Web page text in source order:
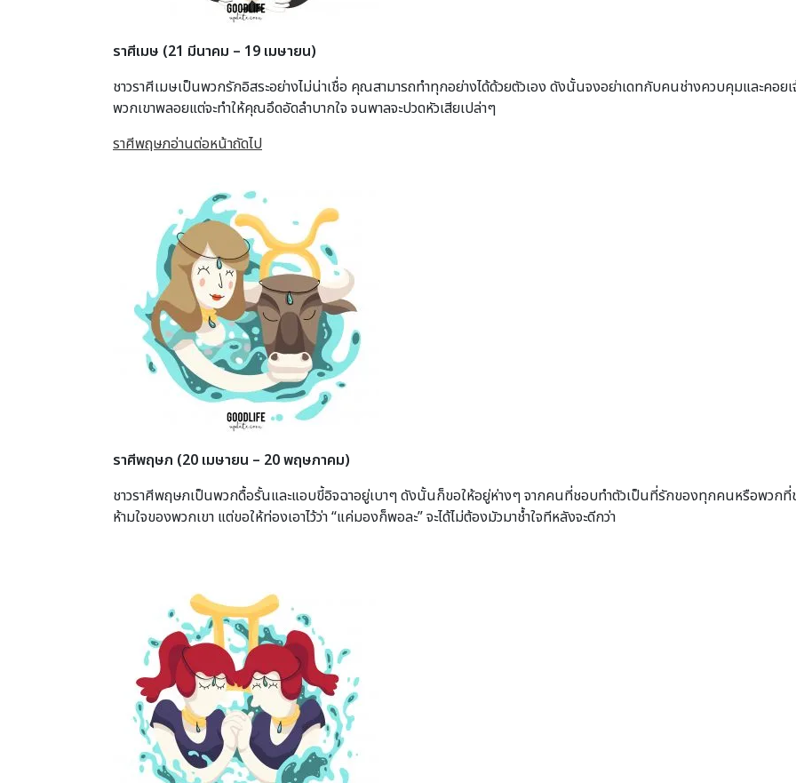
ราศีเมษ (21 มีนาคม – 19 เมษายน)
ชาวราศีเมษเป็นพวกรักอิสระอย่างไม่น่าเชื่อ คุณสามารถทำทุกอย่างได้ด้วยตัวเอง ดังนั้นจงอย่าเดทกับคนช่างควบคุมและคอยเ
พวกเขาพลอยแต่จะทำให้คุณอึดอัดลำบากใจ จนพาลจะปวดหัวเสียเปล่าๆ
ราศีพฤษภอ่านต่อหน้าถัดไป
ราศีพฤษภ (20 เมษายน – 20 พฤษภาคม)
ชาวราศีพฤษภเป็นพวกดื้อรั้นและแอบขี้อิจฉาอยู่เบาๆ ดังนั้นก็ขอให้อยู่ห่างๆ จากคนที่ชอบทำตัวเป็นที่รักของทุกคนหรือพวก
ห้ามใจของพวกเขา แต่ขอให้ท่องเอาไว้ว่า “แค่มองก็พอละ” จะได้ไม่ต้องมัวมาช้ำใจทีหลังจะดีกว่า